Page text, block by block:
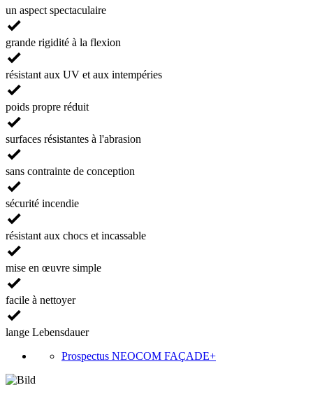
un aspect spectaculaire
grande rigidité à la flexion
résistant aux UV et aux intempéries
poids propre réduit
surfaces résistantes à l'abrasion
sans contrainte de conception
sécurité incendie
résistant aux chocs et incassable
mise en œuvre simple
facile à nettoyer
lange Lebensdauer
Prospectus NEOCOM FAÇADE+